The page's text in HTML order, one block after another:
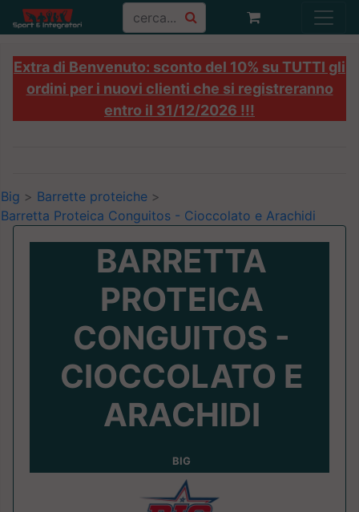
Extra di Benvenuto: sconto del 10% su TUTTI gli
ordini per i nuovi clienti che si registreranno
entro il 31/12/2026 !!!
Big > Barrette proteiche >
Barretta Proteica Conguitos - Cioccolato e Arachidi
BARRETTA
PROTEICA
CONGUITOS -
CIOCCOLATO E
ARACHIDI
BIG